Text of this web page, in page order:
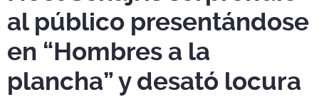
al público presentándose
en “Hombres a la
plancha” y desató locura